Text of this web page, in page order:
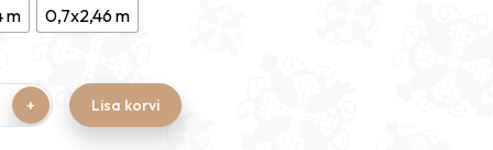
€
m
0,7x2,46 m
Lisa korvi